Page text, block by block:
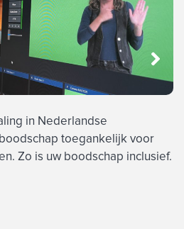
in Nederlandse
toegankelijk voor
Zo is uw boodschap inclusief.